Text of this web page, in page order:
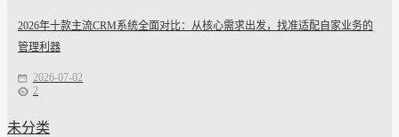
2026年十款主流CRM系统全面对比：从核心需求出发，找准适配自家业务的
管理利器
2026-07-02
2
未分类